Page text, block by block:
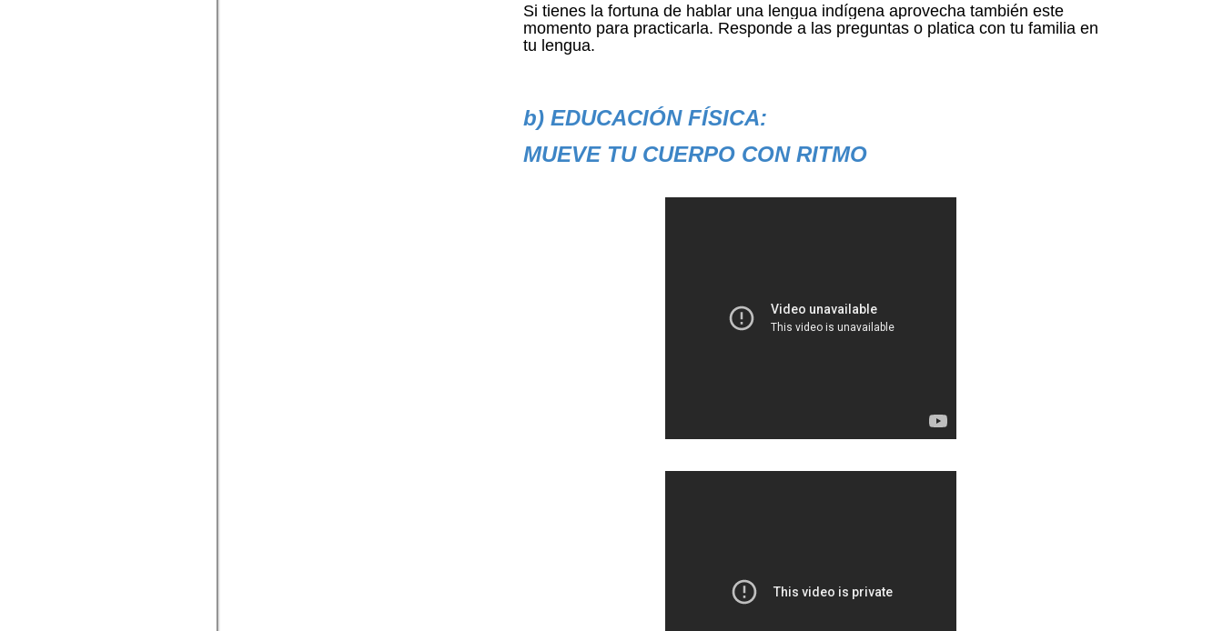
Si tienes la fortuna de hablar una lengua indígena aprovecha también este
momento para practicarla. Responde a las preguntas o platica con tu familia en
tu lengua.
b) EDUCACIÓN FÍSICA:
MUEVE TU CUERPO CON RITMO